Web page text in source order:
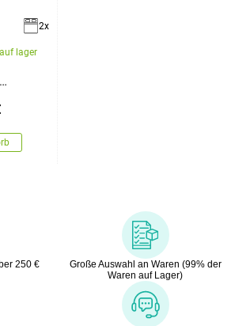
2x
auf lager
250 €
Große Auswahl an Waren (99% der
Waren auf Lager)